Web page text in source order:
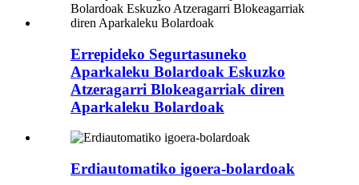
Errepideko Segurtasuneko
Aparkaleku Bolardoak Eskuzko
Atzeragarri Blokeagarriak diren
Aparkaleku Bolardoak
Erdiautomatiko igoera-bolardoak